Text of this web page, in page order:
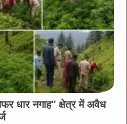
धार नगाह” क्षेत्र में अवैध